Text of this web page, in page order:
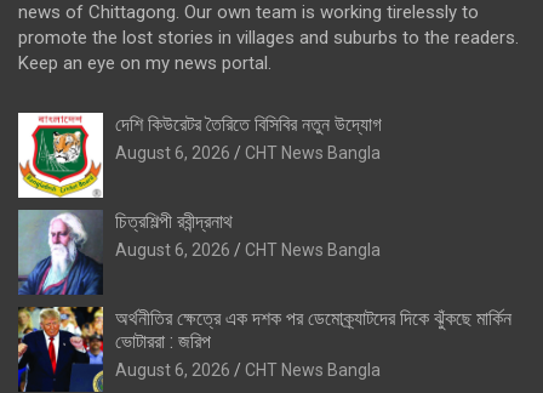
news of Chittagong. Our own team is working tirelessly to
promote the lost stories in villages and suburbs to the readers.
Keep an eye on my news portal.
দেশি কিউরেটর তৈরিতে বিসিবির নতুন উদ্যোগ
August 6, 2026 CHT News Bangla
চিত্রশিল্পী রবীন্দ্রনাথ
August 6, 2026 CHT News Bangla
অর্থনীতির ক্ষেত্রে এক দশক পর ডেমোক্র্যাটদের দিকে ঝুঁকছে মার্কিন
ভোটাররা : জরিপ
August 6, 2026 CHT News Bangla